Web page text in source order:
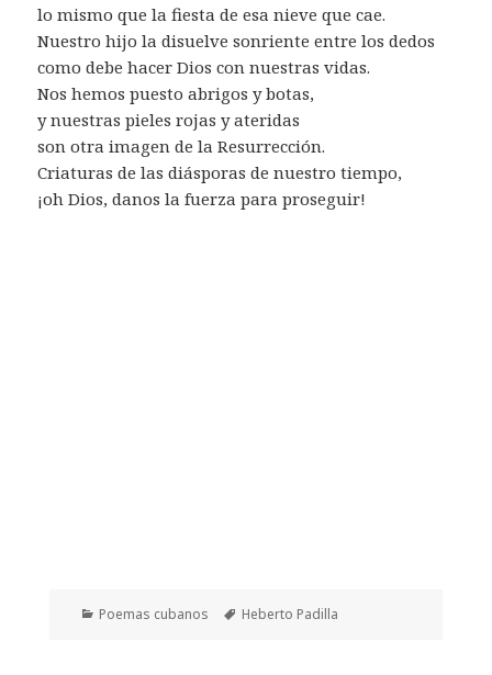
lo mismo que la fiesta de esa nieve que cae.
Nuestro hijo la disuelve sonriente entre los dedos
como debe hacer Dios con nuestras vidas.
Nos hemos puesto abrigos y botas,
y nuestras pieles rojas y ateridas
son otra imagen de la Resurrección.
Criaturas de las diásporas de nuestro tiempo,
¡oh Dios, danos la fuerza para proseguir!
Categorías
Poemas cubanos Etiquetas
Heberto Padilla